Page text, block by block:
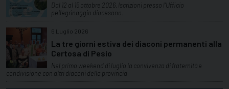
Dal 12 al 15 ottobre 2026. Iscrizioni presso l'Ufficio
pellegrinaggio diocesano.
6 Luglio 2026
La tre giorni estiva dei diaconi permanenti alla
Certosa di Pesio
Nel primo weekend di luglio la convivenza di fraternità e
condivisione con altri diaconi della provincia